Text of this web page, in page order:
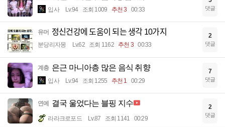
입사 Lv.94 조회 1009 추천 3 00:33 댓글
유머 정신건강에 도움이 되는 생각 10가지
분당리자몽 Lv.62 조회 1162 추천 3 00:33
2
댓글
계층 은근 마니아층 많은 음식 취향
입사 Lv.94 조회 1255 추천 1 00:29
7
댓글
연예 결국 울었다는 블핑 지수
라라크로포드 Lv.87 조회 1141 00:29
2
댓글